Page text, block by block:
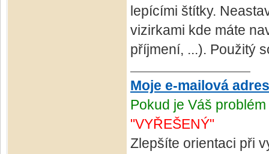
lepícími štítky.
vizirkami kde máte
příjmení, ...). Použitý
Moje e-mailová
Pokud je Váš
"VYŘEŠENÝ"
Zlepšíte orientaci při